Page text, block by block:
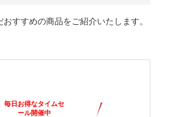
すすめの商品をご紹介いたします。
毎日お得なタイムセ
ール開催中